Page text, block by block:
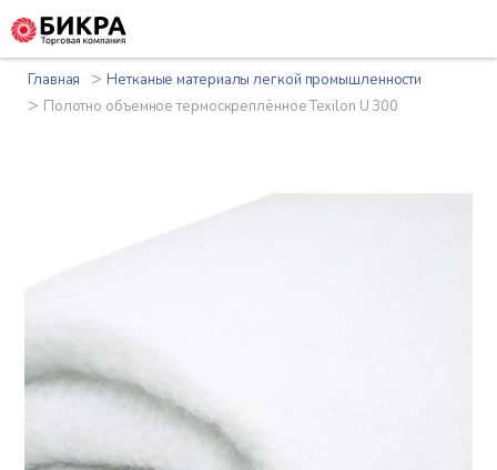
Главная >Нетканые материалы легкой промышленности
> Полотно объемное термоскреплённое Texilon U 300